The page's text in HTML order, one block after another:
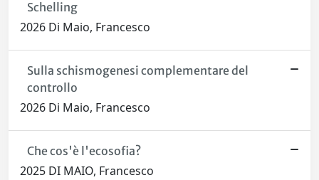
Schelling
2026 Di Maio, Francesco
Sulla schismogenesi complementare del
controllo
2026 Di Maio, Francesco
Che cos'è l'ecosofia?
2025 DI MAIO, Francesco